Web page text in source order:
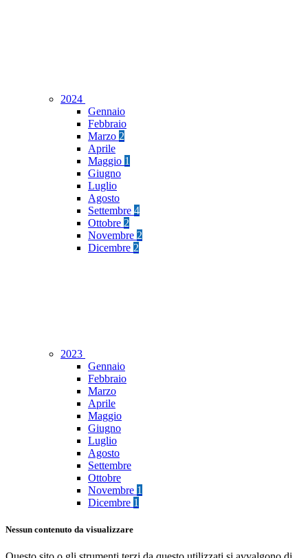
2024
Gennaio
Febbraio
Marzo 2
Aprile
Maggio 1
Giugno
Luglio
Agosto
Settembre 4
Ottobre 2
Novembre 2
Dicembre 2
2023
Gennaio
Febbraio
Marzo
Aprile
Maggio
Giugno
Luglio
Agosto
Settembre
Ottobre
Novembre 1
Dicembre 1
Nessun contenuto da visualizzare